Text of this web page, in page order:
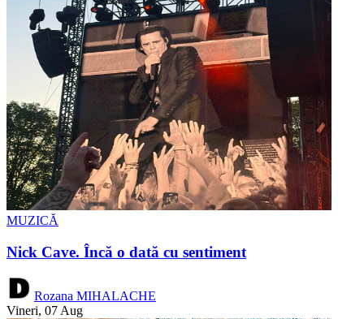
MUZICĂ
Nick Cave. Încă o dată cu sentiment
Rozana MIHALACHE
Vineri, 07 Aug